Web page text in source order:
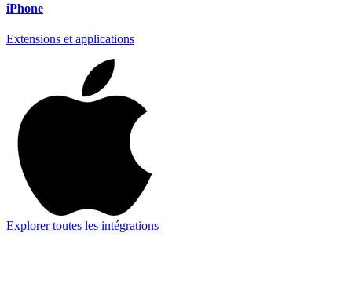
iPhone
Extensions et applications
Explorer toutes les intégrations